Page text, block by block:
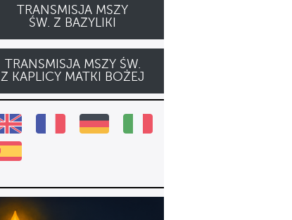
TRANSMISJA MSZY
ŚW. Z BAZYLIKI
TRANSMISJA MSZY ŚW.
Z KAPLICY MATKI BOŻEJ